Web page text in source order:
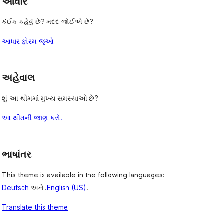
કંઈક કહેવું છે? મદદ જોઈએ છે?
આધાર ફોરમ જુઓ
અહેવાલ
શું આ થીમમાં મુખ્ય સમસ્યાઓ છે?
આ થીમની જાણ કરો.
ભાષાંતર
This theme is available in the following languages:
Deutsch અને .English (US).
Translate this theme